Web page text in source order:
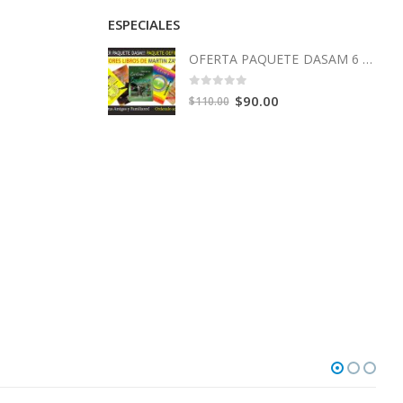
ESPECIALES
OFERTA PAQUETE DASAM 6 Libros
0 out of 5
$110.00 Original
$90.00Current